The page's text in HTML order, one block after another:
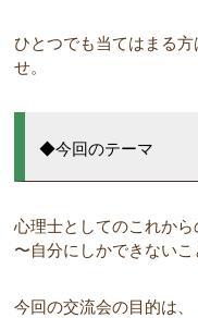
ひとつでも当てはまる
せ。
◆今回のテーマ
心理士としてのこれか
〜自分にしかできない
今回の交流会の目的は、